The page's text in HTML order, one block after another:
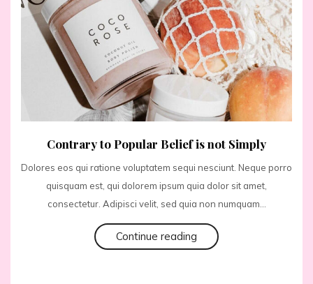
Contrary to Popular Belief is not Simply
Dolores eos qui ratione voluptatem sequi nesciunt. Neque porro
quisquam est, qui dolorem ipsum quia dolor sit amet,
consectetur. Adipisci velit, sed quia non numquam...
Continue reading